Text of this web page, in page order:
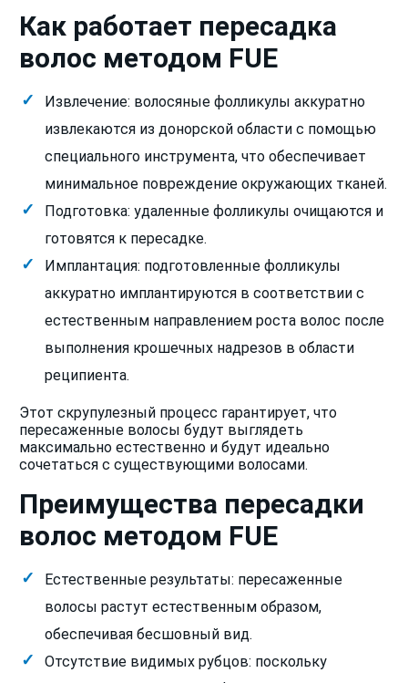
Как работает пересадка
волос методом FUE
Извлечение: волосяные фолликулы аккуратно
извлекаются из донорской области с помощью
специального инструмента, что обеспечивает
минимальное повреждение окружающих тканей.
Подготовка: удаленные фолликулы очищаются и
готовятся к пересадке.
Имплантация: подготовленные фолликулы
аккуратно имплантируются в соответствии с
естественным направлением роста волос после
выполнения крошечных надрезов в области
реципиента.
Этот скрупулезный процесс гарантирует, что
пересаженные волосы будут выглядеть
максимально естественно и будут идеально
сочетаться с существующими волосами.
Преимущества пересадки
волос методом FUE
Естественные результаты: пересаженные
волосы растут естественным образом,
обеспечивая бесшовный вид.
Отсутствие видимых рубцов: поскольку